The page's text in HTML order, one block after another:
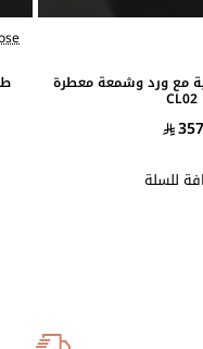
مع ورد وشمعة معطرة
CL02
357
للسلة